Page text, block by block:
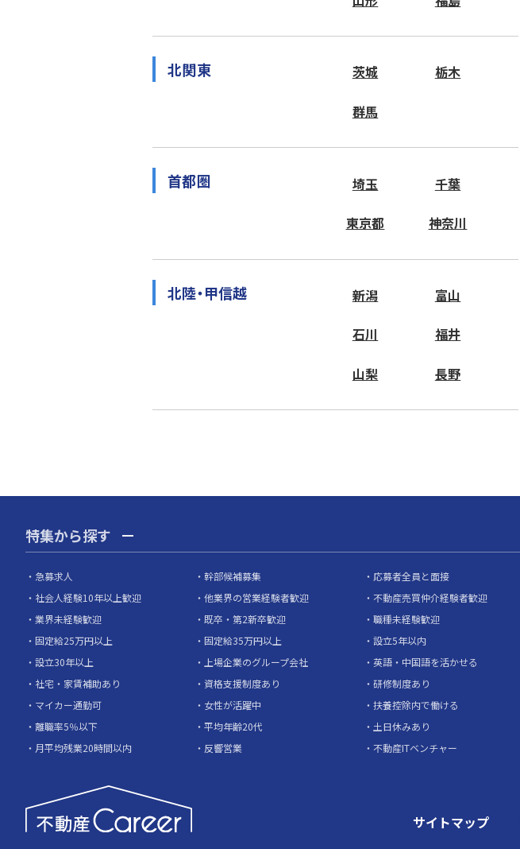
北関東 茨城 栃木
群馬
首都圏 埼玉 千葉
東京都 神奈川
北陸・甲信越 新潟 富山
石川 福井
山梨 長野
特集から探す
急募求人 幹部候補募集 応募者全員と面接
社会人経験10年以上歓迎
他業界の営業経験者歓迎 不動産売買仲介経験者歓迎
業界未経験歓迎
既卒・第2新卒歓迎 職種未経験歓迎
固定給25万円以上
固定給35万円以上 設立5年以内
設立30年以上
上場企業のグループ会社 英語・中国語を活かせる
社宅・家賃補助あり
資格支援制度あり 研修制度あり
マイカー通勤可
女性が活躍中 扶養控除内で働ける
離職率5％以下
平均年齢20代 土日休みあり
月平均残業20時間以内
反響営業 不動産ITベンチャー
サイトマップ